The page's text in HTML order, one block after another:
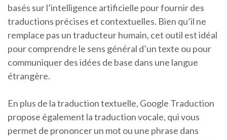
basés sur l’intelligence artificielle pour fournir des
traductions précises et contextuelles. Bien qu’il ne
remplace pas un traducteur humain, cet outil est idéal
pour comprendre le sens général d’un texte ou pour
communiquer des idées de base dans une langue
étrangère.
En plus de la traduction textuelle, Google Traduction
propose également la traduction vocale, qui vous
permet de prononcer un mot ou une phrase dans